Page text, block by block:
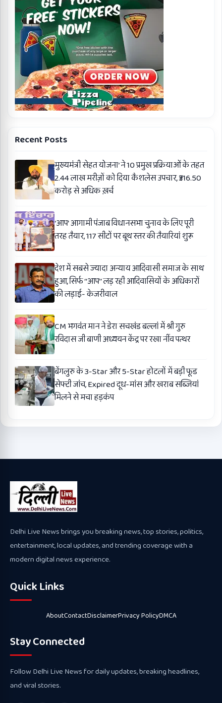
Recent Posts
मुख्यमंत्री सेहत योजना’ ने 10 प्रमुख प्रक्रियाओं के तहत
2.44 लाख मरीज़ों को दिया कैशलेस उपचार, ₹316.50
करोड़ से अधिक ख़र्च
‘आप’ आगामी पंजाब विधानसभा चुनाव के लिए पूरी
तरह तैयार, 117 सीटों पर बूथ स्तर की तैयारियां शुरू
देश में सबसे ज्यादा अन्याय आदिवासी समाज के साथ
हुआ, सिर्फ ‘‘आप’’ लड़ रही आदिवासियों के अधिकारों
की लड़ाई- केजरीवाल
CM भगवंत मान ने डेरा सचखंड बल्लां में श्री गुरु
रविदास जी बाणी अध्ययन केंद्र पर रखा नींव पत्थर
बेंगलुरु के 3-Star और 5-Star होटलों में बड़ी फूड
सेफ्टी जांच, Expired दूध-मांस और खराब सब्जियां
मिलने से मचा हड़कंप
Delhi Live News brings you breaking news, top stories, politics,
entertainment, local updates, and trending coverage with a
modern digital news experience.
Quick Links
AboutContactDisclaimerPrivacy PolicyDMCA
Stay Connected
Follow Delhi Live News for daily updates, breaking headlines,
and viral stories.